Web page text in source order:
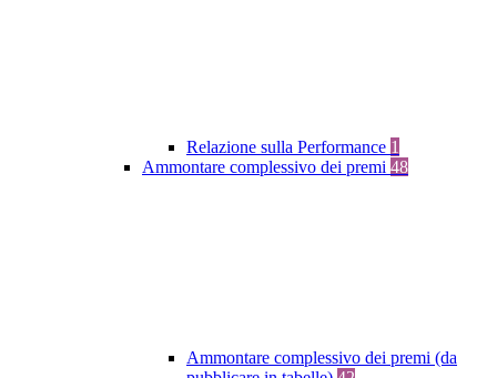
Relazione sulla Performance 1
Ammontare complessivo dei premi 48
Ammontare complessivo dei premi (da